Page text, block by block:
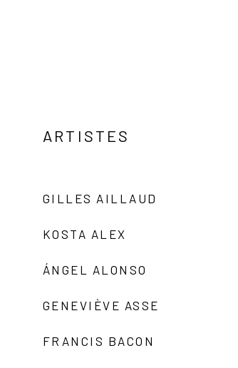
ARTISTES
GILLES AILLAUD
KOSTA ALEX
ÁNGEL ALONSO
GENEVIÈVE ASSE
FRANCIS BACON